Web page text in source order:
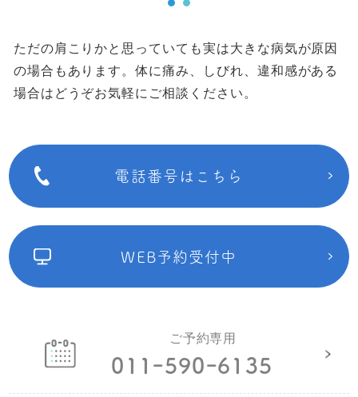
ただの肩こりかと思っていても実は大きな病気が原因
の場合もあります。体に痛み、しびれ、違和感がある
場合はどうぞお気軽にご相談ください。
電話番号はこちら
WEB予約受付中
ご予約専用
011ｰ590ｰ6135